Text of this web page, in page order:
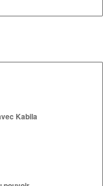
Kabila